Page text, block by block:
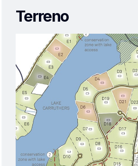
Terreno